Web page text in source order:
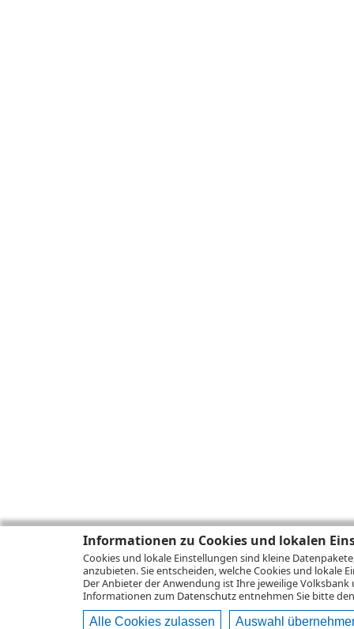
Informationen zu Cookies und lokalen
Cookies und lokale Einstellungen sind kleine
anzubieten. Sie entscheiden, welche Cookies und lokale
Der Anbieter der Anwendung ist Ihre jeweilige Volksbank
Informationen zum Datenschutzentnehmen Sie bitte
Alle Cookies zulassen Auswahl